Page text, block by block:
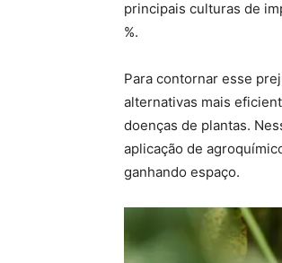
principais culturas de
%.
Para contornar esse
alternativas mais
doenças de plantas.
aplicação de
ganhando espaço.